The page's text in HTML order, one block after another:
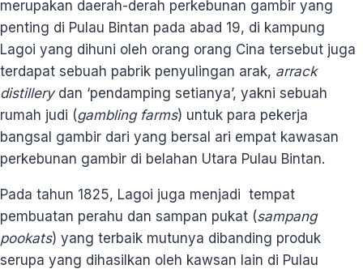
merupakan daerah-derah perkebunan gambir yang
penting di Pulau Bintan pada abad 19, di kampung
Lagoi yang dihuni oleh orang orang Cina tersebut juga
terdapat sebuah pabrik penyulingan arak, arrack
distillerydan ‘pendamping setianya’, yakni sebuah
rumah judi (gambling farms) untuk para pekerja
bangsal gambir dari yang bersal ari empat kawasan
perkebunan gambir di belahan Utara Pulau Bintan.
Pada tahun 1825, Lagoi juga menjadi tempat
pembuatan perahu dan sampan pukat (sampang
pookats) yang terbaik mutunya dibanding produk
serupa yang dihasilkan oleh kawsan lain di Pulau